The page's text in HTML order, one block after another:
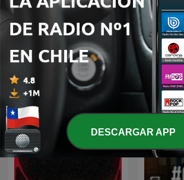
Antologías de la Noche
DESCARGAR APP